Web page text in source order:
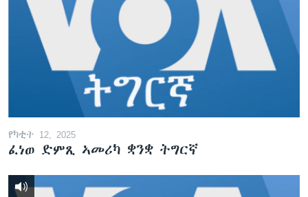
የካቲት 12, 2025
ፈነወ ድምጺ ኣመሪካ ቋንቋ ትግርኛ